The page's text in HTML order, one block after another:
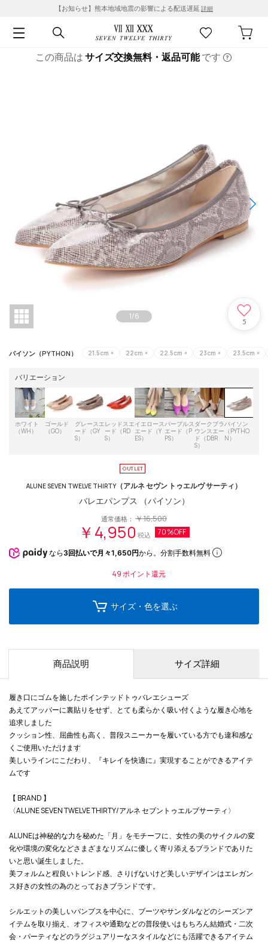
【お知らせ】熊本地域地震の影響による配送遅延 詳細
この商品はサイズ交換無料・返品可能です
1/6
5
パイソン（PYTHON） 21.5cm × 22cm × 22.5cm × 23cm × 23.5cm ×
バリエーション
ホワイト
（WH）
ゴールド
（GO）
グレースエ
ード（GY
S）
レッドスエ
ード（RD
S）
イエロース
エード（Y
ES）
パープルス
エード（P
PS）
ダークブラ
ウンスエー
ド（DBR
S）
パイソン
（PYTHO
N）
ALUNE SEVEN TWELVE THIRTY（アルネ セヴン トゥエルヴ サーティ）
バレエパンプス （パイソン）
通常価格： ￥16,500
￥4,950 税込 70%OFF
なら 3回払いで月々1,650円から。分割手数料無料
49ポイント還元
サイズ・色を選ぶ
商品説明 サイズ詳細
履き口にゴムを施したポインテッドトゥバレエシューズ
あえてアッパーに裏貼りをせず、とても柔らかく吸い付くような履き心地を
追求しました
クッション性、屈曲性も高く、普段スニーカーを履いている方でも違和感な
くご使用いただけます
美しいラインにこだわり、『キレイを快適に』実現することができるアイテ
ムです
【 BRAND 】
〈ALUNE SEVEN TWELVE THIRTY/アルネ セブントゥエルブサーティ〉
ALUNEは神秘的な力を秘めた「月」をモチーフに、女性の美のサイクルの変
化や環境の変化などさまざまなリズムに優しく寄り添えるブランドでありた
いと思い誕生しました。
美フォルムと程良いトレンド感、さりげないけど美しいデザインはエレガン
ス好きの女性の為のとっておきブランドです。
シルエットの美しいパンプスを中心に、ブーツやサンダルなどのシーズンア
イテムを取り揃え、オフィスや通勤などの普段使いはもちろん結婚式・二次
会・パーティなどのラグジュアリーなスタイルなどにも活躍できるアイテム